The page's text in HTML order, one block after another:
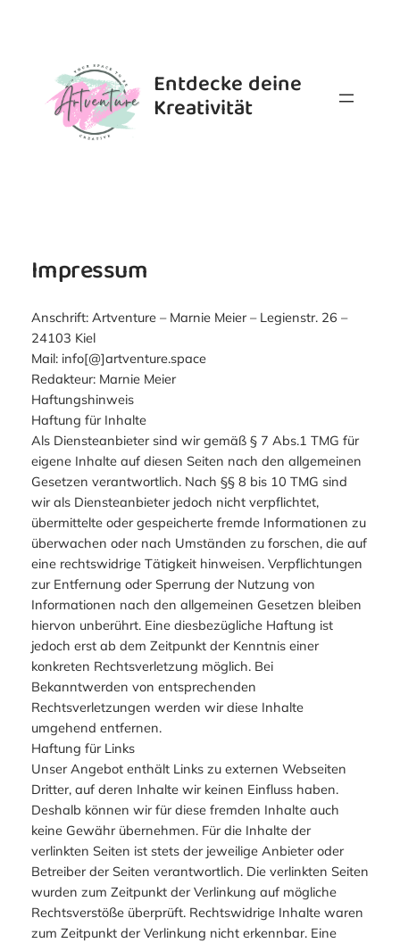
Entdecke deine
Kreativität
Impressum
Anschrift: Artventure – Marnie Meier – Legienstr. 26 –
24103 Kiel
Mail: info[@]artventure.space
Redakteur: Marnie Meier
Haftungshinweis
Haftung für Inhalte
Als Diensteanbieter sind wir gemäß § 7 Abs.1 TMG für
eigene Inhalte auf diesen Seiten nach den allgemeinen
Gesetzen verantwortlich. Nach §§ 8 bis 10 TMG sind
wir als Diensteanbieter jedoch nicht verpflichtet,
übermittelte oder gespeicherte fremde Informationen zu
überwachen oder nach Umständen zu forschen, die auf
eine rechtswidrige Tätigkeit hinweisen. Verpflichtungen
zur Entfernung oder Sperrung der Nutzung von
Informationen nach den allgemeinen Gesetzen bleiben
hiervon unberührt. Eine diesbezügliche Haftung ist
jedoch erst ab dem Zeitpunkt der Kenntnis einer
konkreten Rechtsverletzung möglich. Bei
Bekanntwerden von entsprechenden
Rechtsverletzungen werden wir diese Inhalte
umgehend entfernen.
Haftung für Links
Unser Angebot enthält Links zu externen Webseiten
Dritter, auf deren Inhalte wir keinen Einfluss haben.
Deshalb können wir für diese fremden Inhalte auch
keine Gewähr übernehmen. Für die Inhalte der
verlinkten Seiten ist stets der jeweilige Anbieter oder
Betreiber der Seiten verantwortlich. Die verlinkten Seiten
wurden zum Zeitpunkt der Verlinkung auf mögliche
Rechtsverstöße überprüft. Rechtswidrige Inhalte waren
zum Zeitpunkt der Verlinkung nicht erkennbar. Eine